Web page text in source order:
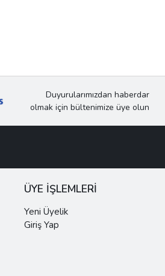
Duyurularımızdan haberdar
olmak için bültenimize üye olun
ÜYE İŞLEMLERİ
Yeni Üyelik
Giriş Yap